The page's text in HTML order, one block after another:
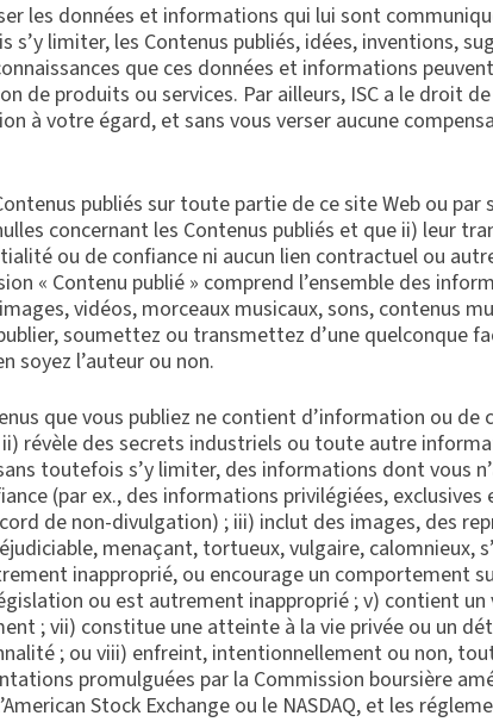
les données et informations qui lui sont
s’y limiter, les Contenus publiés, idées, inventions,
que ces données et informations
de produits ou services. Par ailleurs, ISC a le droit
à votre égard, et sans vous verser aucune
publiés sur toute partie de ce site Web ou
concernant les Contenus publiés et que ii) leur
ou de confiance ni aucun lien contractuel ou
« Contenu publié » comprend l’ensemble des
vidéos, morceaux musicaux, sons, contenus
soumettez ou transmettez d’une quelconque
soyez l’auteur ou non.
que vous publiez ne contient d’information ou
ii) révèle des secrets industriels ou toute autre
toutefois s’y limiter, des informations dont vous
(par ex., des informations privilégiées,
de non-divulgation) ; iii) inclut des images, des
menaçant, tortueux, vulgaire, calomnieux,
inapproprié, ou encourage un comportement
ou est autrement inapproprié ; v) contient
; vii) constitue une atteinte à la vie privée ou un
; ou viii) enfreint, intentionnellement ou non,
promulguées par la Commission boursière
Stock Exchange ou le NASDAQ, et les